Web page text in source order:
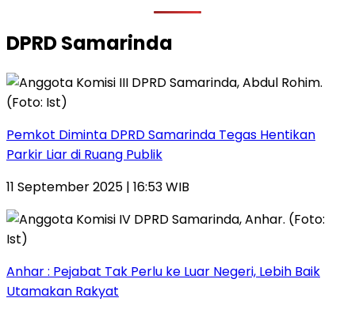
DPRD Samarinda
Pemkot Diminta DPRD Samarinda Tegas Hentikan
Parkir Liar di Ruang Publik
11 September 2025 | 16:53 WIB
Anhar : Pejabat Tak Perlu ke Luar Negeri, Lebih Baik
Utamakan Rakyat